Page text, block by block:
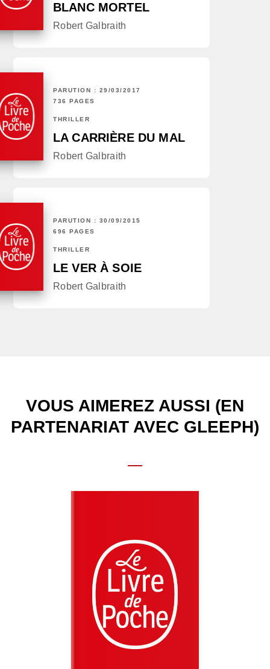
BLANC MORTEL
Robert Galbraith
PARUTION : 29/03/2017
736 PAGES
THRILLER
LA CARRIÈRE DU MAL
Robert Galbraith
PARUTION : 30/09/2015
696 PAGES
THRILLER
LE VER À SOIE
Robert Galbraith
VOUS AIMEREZ AUSSI (EN
PARTENARIAT AVEC GLEEPH)